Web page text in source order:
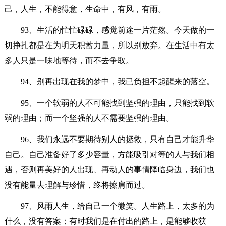
己，人生，不能得意，生命中，有风，有雨。
93、生活的忙忙碌碌，感觉前途一片茫然。今天做的一
切挣扎都是在为明天积蓄力量，所以别放弃。在生活中有太
多人只是一味地等待，而不去争取。
94、别再出现在我的梦中，我已负担不起醒来的落空。
95、一个软弱的人不可能找到坚强的理由，只能找到软
弱的理由；而一个坚强的人不需要坚强的理由。
96、我们永远不要期待别人的拯救，只有自己才能升华
自己。自己准备好了多少容量，方能吸引对等的人与我们相
遇，否则再美好的人出现、再动人的事情降临身边，我们也
没有能量去理解与珍惜，终将擦肩而过。
97、风雨人生，给自己一个微笑。人生路上，太多的为
什么，没有答案；有时我们是在付出的路上，是能够收获